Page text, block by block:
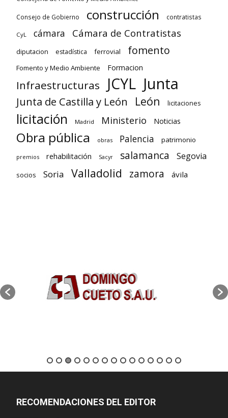
Consejo de Gobierno construcción contratistas
CyL cámara Cámara de Contratistas
diputacion estadística ferrovial fomento
Fomento y Medio Ambiente Formacion
Infraestructuras JCYL Junta
Junta de Castilla y León León licitaciones
licitación Madrid Ministerio Noticias
Obra pública obras Palencia patrimonio
premios rehabilitación Sacyr salamanca Segovia
socios Soria Valladolid zamora ávila
RECOMENDACIONES DEL EDITOR